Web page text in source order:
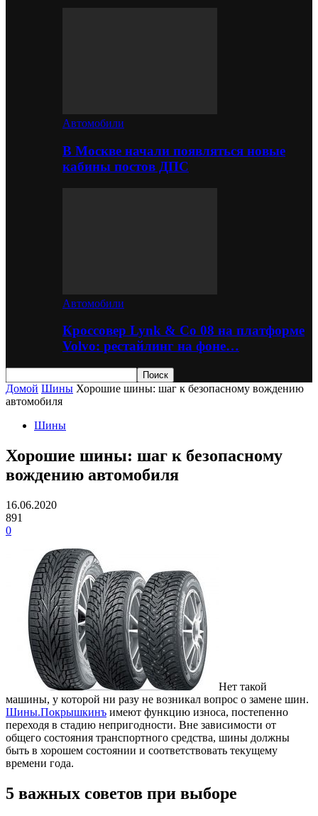
Автомобили
В Москве начали появляться новые
кабины постов ДПС
Автомобили
Кроссовер Lynk & Co 08 на платформе
Volvo: рестайлинг на фоне…
Домой Шины Хорошие шины: шаг к безопасному вождению
автомобиля
Шины
Хорошие шины: шаг к безопасному
вождению автомобиля
16.06.2020
891
0
Нет такой
машины, у которой ни разу не возникал вопрос о замене шин.
Шины.Покрышкинъ имеют функцию износа, постепенно
переходя в стадию непригодности. Вне зависимости от
общего состояния транспортного средства, шины должны
быть в хорошем состоянии и соответствовать текущему
времени года.
5 важных советов при выборе